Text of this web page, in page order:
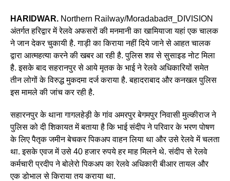
HARIDWAR. Northern Railway/Moradabadत_DIVISION
अंतर्गत हरिद्वार में रेलवे अफसरों की मनमानी का खामियाजा यहां एक चालक
ने जान देकर चुकायी है. गाड़ी का किराया नहीं दिये जाने से आहत चालक
द्वारा आत्महत्या करने की खबर आ रही है. पुलिस शव से सुसाइड नोट मिला
है. इसके बाद सहरानपुर से आये मृतक के भाई ने रेलवे अधिकारियों समेत
तीन लोगों के विरुद्ध मुकदमा दर्ज कराया है. बहादराबाद और कनखल पुलिस
इस मामले की जांच कर रही है.
सहारनपुर के थाना गागलहेड़ी के गांव अमरपुर बेगमपुर निवासी मुल्कीराज ने
पुलिस को दी शिकायत में बताया है कि भाई संदीप ने परिवार के भरण पोषण
के लिए पैतृक जमीन बेचकर पिकअप वाहन लिया था और उसे रेलवे में चलता
था. इसके एवज में उसे 40 हजार रुपये हर माह मिलने थे. संदीप से रेलवे
कर्मचारी प्रदीप ने बोलेरो पिकअप का रेलवे अधिकारी बीआर तायल और
एक डोभाल से किराया तय कराया था.